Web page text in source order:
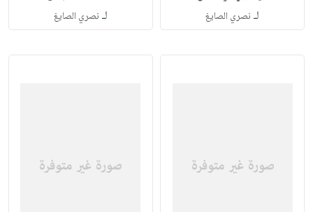
لـ نصري الصايغ لـ نصري الصايغ